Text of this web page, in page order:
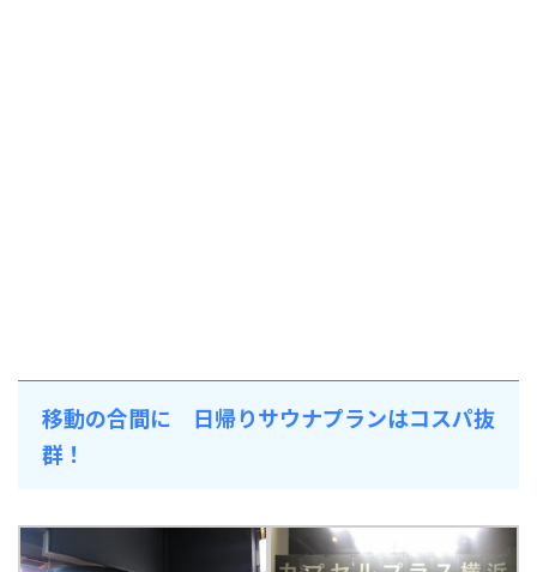
移動の合間に 日帰りサウナプランはコスパ抜
群！